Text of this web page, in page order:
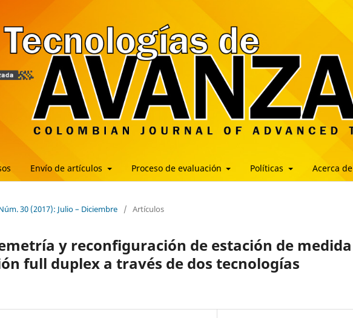
Envío de artículos Proceso de evaluación Políticas Acerca de
30 (2017): Julio – Diciembre / Artículos
y reconfiguración de estación de medida
full duplex a través de dos tecnologías